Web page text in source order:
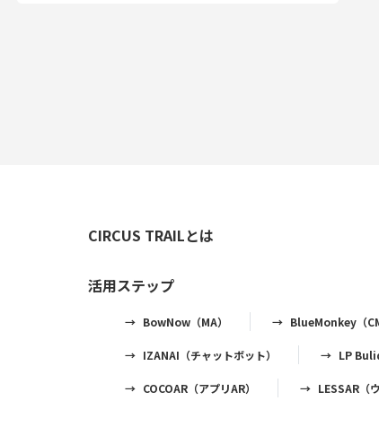
CIRCUS TRAILとは
活用ステップ
BowNow（MA） BlueMonkey（
IZANAI（チャットボット） LP
COCOAR（アプリAR） LESSAR（